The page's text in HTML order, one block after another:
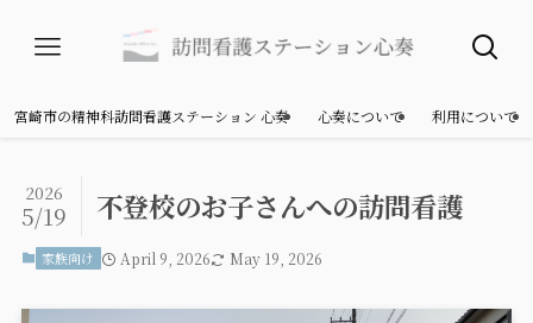
宮崎市の精神科訪問看護ステーション 心奏 心奏について 利用について
不登校のお子さんへの訪問看護
2026
5/19
家族向け April 9, 2026 May 19, 2026